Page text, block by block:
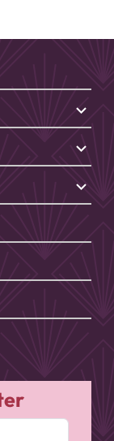
stat_minus_1
stat_minus_1
stat_minus_1